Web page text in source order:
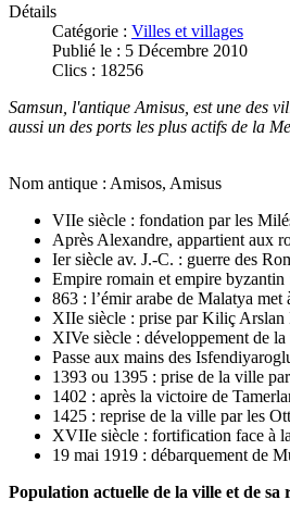
Détails
Catégorie : Villes et villages
Publié le : 5 Décembre 2010
Clics : 18256
Samsun, l'antique Amisus, est une des
aussi un des ports les plus actifs de la
Nom antique : Amisos, Amisus
VIIe siècle : fondation par les
Après Alexandre, appartient aux
Ier siècle av. J.-C. : guerre des
Empire romain et empire
863 : l’émir arabe de Malatya met
XIIe siècle : prise par Kiliç Arslan
XIVe siècle : développement de
Passe aux mains des
1393 ou 1395 : prise de la ville
1402 : après la victoire de
1425 : reprise de la ville par les
XVIIe siècle : fortification face à
19 mai 1919 : débarquement de
Population actuelle de la ville et de sa